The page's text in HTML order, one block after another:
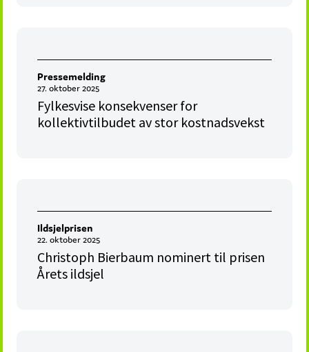
Pressemelding
27. oktober 2025
Fylkesvise konsekvenser for
kollektivtilbudet av stor kostnadsvekst
Ildsjelprisen
22. oktober 2025
Christoph Bierbaum nominert til prisen
Årets ildsjel